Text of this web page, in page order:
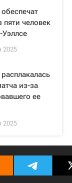
пяти человек
2025
из-за
ее
2025